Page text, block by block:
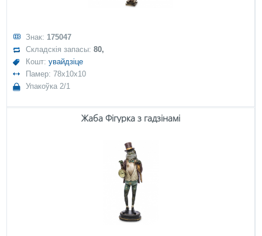
Знак: 175047
Складскія запасы:80,
Кошт:увайдзіце
Памер: 78x10x10
Упакоўка 2/1
Жаба Фігурка з гадзінамі